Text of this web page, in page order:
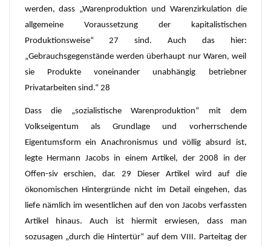
werden, dass „Warenproduktion und Warenzirkulation die
allgemeine Voraussetzung der kapitalistischen
Produktionsweise“ 27 sind. Auch das hier:
„Gebrauchsgegenstände werden überhaupt nur Waren, weil
sie Produkte voneinander unabhängig betriebner
Privatarbeiten sind.“ 28
Dass die „sozialistische Warenproduktion“ mit dem
Volkseigentum als Grundlage und vorherrschende
Eigentumsform ein Anachronismus und völlig absurd ist,
legte Hermann Jacobs in einem Artikel, der 2008 in der
Offen-siv erschien, dar. 29 Dieser Artikel wird auf die
ökonomischen Hintergründe nicht im Detail eingehen, das
liefe nämlich im wesentlichen auf den von Jacobs verfassten
Artikel hinaus. Auch ist hiermit erwiesen, dass man
sozusagen „durch die Hintertür“ auf dem VIII. Parteitag der